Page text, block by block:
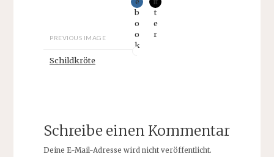
PREVIOUS IMAGE
Schildkröte
Schreibe einen Kommentar
Deine E-Mail-Adresse wird nicht veröffentlicht.